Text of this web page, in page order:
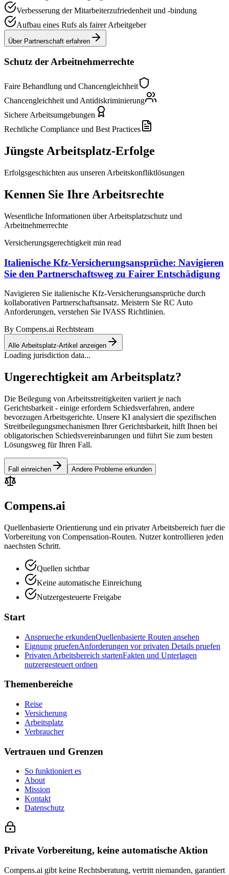
Verbesserung der Mitarbeiterzufriedenheit und -bindung
Aufbau eines Rufs als fairer Arbeitgeber
Über Partnerschaft erfahren
Schutz der Arbeitnehmerrechte
Faire Behandlung und Chancengleichheit
Chancengleichheit und Antidiskriminierung
Sichere Arbeitsumgebungen
Rechtliche Compliance und Best Practices
Jüngste Arbeitsplatz-Erfolge
Erfolgsgeschichten aus unseren Arbeitskonfliktlösungen
Kennen Sie Ihre Arbeitsrechte
Wesentliche Informationen über Arbeitsplatzschutz und
Arbeitnehmerrechte
Versicherungsgerechtigkeit min read
Italienische Kfz-Versicherungsansprüche: Navigieren
Sie den Partnerschaftsweg zu Fairer Entschädigung
Navigieren Sie italienische Kfz-Versicherungsansprüche durch
kollaborativen Partnerschaftsansatz. Meistern Sie RC Auto
Anforderungen, verstehen Sie IVASS Richtlinien.
By Compens.ai Rechtsteam
Alle Arbeitsplatz-Artikel anzeigen
Loading jurisdiction data...
Ungerechtigkeit am Arbeitsplatz?
Die Beilegung von Arbeitsstreitigkeiten variiert je nach
Gerichtsbarkeit - einige erfordern Schiedsverfahren, andere
bevorzugen Arbeitsgerichte. Unsere KI analysiert die spezifischen
Streitbeilegungsmechanismen Ihrer Gerichtsbarkeit, hilft Ihnen bei
obligatorischen Schiedsvereinbarungen und führt Sie zum besten
Lösungsweg für Ihren Fall.
Fall einreichen Andere Probleme erkunden
Compens.ai
Quellenbasierte Orientierung und ein privater Arbeitsbereich fuer die
Vorbereitung von Compensation-Routen. Nutzer kontrollieren jeden
naechsten Schritt.
Quellen sichtbar
Keine automatische Einreichung
Nutzergesteuerte Freigabe
Start
Ansprueche erkundenQuellenbasierte Routen ansehen
Eignung pruefenAnforderungen vor privaten Details pruefen
Privaten Arbeitsbereich startenFakten und Unterlagen
nutzergesteuert ordnen
Themenbereiche
Reise
Versicherung
Arbeitsplatz
Verbraucher
Vertrauen und Grenzen
So funktioniert es
About
Mission
Kontakt
Datenschutz
Private Vorbereitung, keine automatische Aktion
Compens.ai gibt keine Rechtsberatung, vertritt niemanden, garantiert